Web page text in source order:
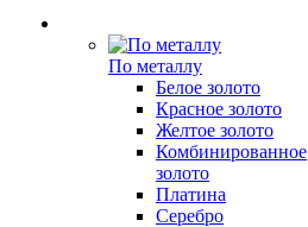
По металлу
Белое золото
Красное золото
Желтое золото
Комбинированное
золото
Платина
Серебро